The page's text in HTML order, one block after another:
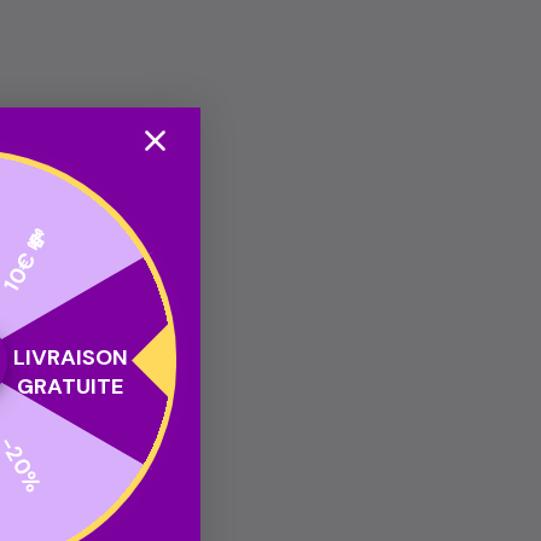
10€ 💸
LIVRAISON
GRATUITE
-20%